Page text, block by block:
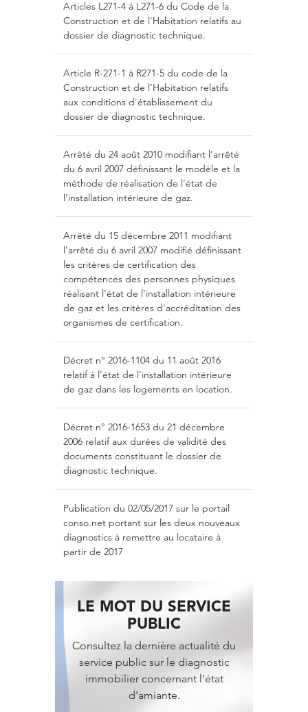
Articles L271-4 à L271-6 du Code de la
Construction et de l'Habitation relatifs au
dossier de diagnostic technique.
Article R-271-1 à R271-5 du code de la
Construction et de l’Habitation relatifs
aux conditions d'établissement du
dossier de diagnostic technique.
Arrêté du 24 août 2010 modifiant l’arrêté
du 6 avril 2007 définissant le modèle et la
méthode de réalisation de l’état de
l’installation intérieure de gaz.
Arrêté du 15 décembre 2011 modifiant
l'arrêté du 6 avril 2007 modifié définissant
les critères de certification des
compétences des personnes physiques
réalisant l'état de l'installation intérieure
de gaz et les critères d'accréditation des
organismes de certification.
Décret n° 2016-1104 du 11 août 2016
relatif à l'état de l'installation intérieure
de gaz dans les logements en location.
Décret n° 2016-1653 du 21 décembre
2006 relatif aux durées de validité des
documents constituant le dossier de
diagnostic technique.
Publication du 02/05/2017 sur le portail
conso.net portant sur les deux nouveaux
diagnostics à remettre au locataire à
partir de 2017
LE MOT DU SERVICE
PUBLIC
Consultez la dernière actualité du
service public sur le diagnostic
immobilier concernant l'état
d'amiante.